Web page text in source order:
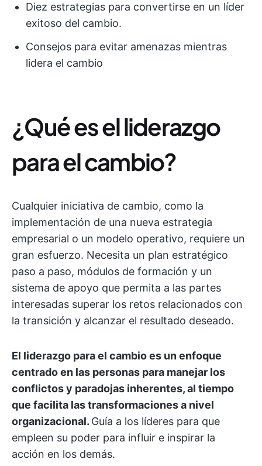
Diez estrategias para convertirse en un líder
exitoso del cambio.
Consejos para evitar amenazas mientras
lidera el cambio
¿Qué es el liderazgo
para el cambio?
Cualquier iniciativa de cambio, como la
implementación de una nueva estrategia
empresarial o un modelo operativo, requiere un
gran esfuerzo. Necesita un plan estratégico
paso a paso, módulos de formación y un
sistema de apoyo que permita a las partes
interesadas superar los retos relacionados con
la transición y alcanzar el resultado deseado.
El liderazgo para el cambio es un enfoque
centrado en las personas para manejar los
conflictos y paradojas inherentes, al tiempo
que facilita las transformaciones a nivel
organizacional. Guía a los líderes para que
empleen su poder para influir e inspirar la
acción en los demás.